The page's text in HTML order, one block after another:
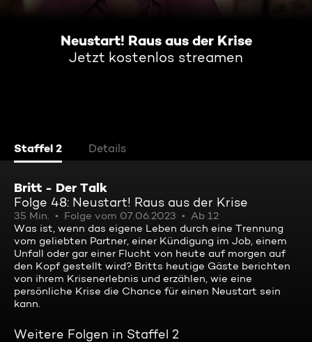
Neustart! Raus aus der Krise
Jetzt kostenlos streamen
Staffel 2 Details
Britt - Der Talk
Folge 48: Neustart! Raus aus der Krise
35 Min. Folge vom 07.06.2023
Ab 12
Was ist, wenn das eigene Leben durch eine Trennung
vom geliebten Partner, einer Kündigung im Job, einem
Unfall oder gar einer Flucht von heute auf morgen auf
den Kopf gestellt wird? Britts heutige Gäste berichten
von ihrem Krisenerlebnis und erzählen, wie eine
persönliche Krise die Chance für einen Neustart sein
kann.
Weitere Folgen in Staffel 2